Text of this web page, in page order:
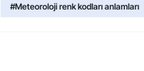
#Meteoroloji renk kodları anlamları